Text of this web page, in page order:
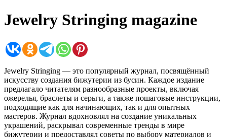
Jewelry Stringing magazine
Jewelry Stringing — это популярный журнал, посвящённый
искусству создания бижутерии из бусин. Каждое издание
предлагало читателям разнообразные проекты, включая
ожерелья, браслеты и серьги, а также пошаговые инструкции,
подходящие как для начинающих, так и для опытных
мастеров. Журнал вдохновлял на создание уникальных
украшений, раскрывал современные тренды в мире
бижутерии и предоставлял советы по выбору материалов и